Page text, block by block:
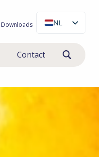
Downloads
NL
Contact